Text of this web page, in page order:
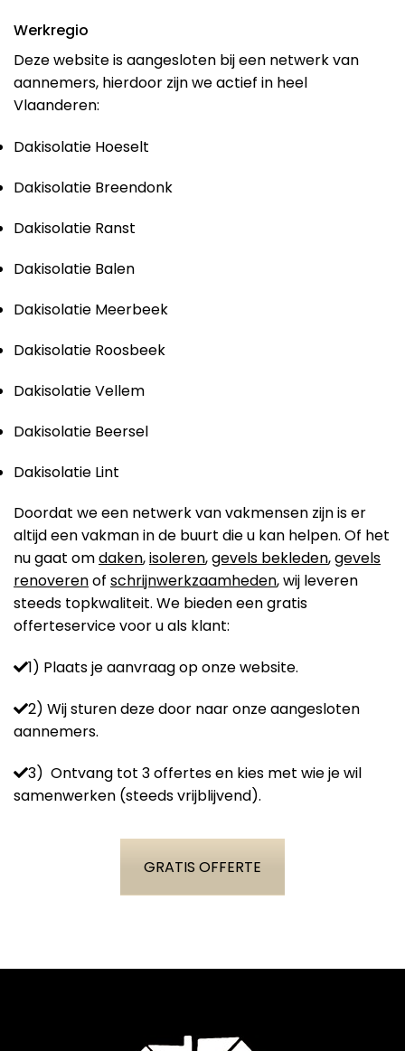
Werkregio
Deze website is aangesloten bij een netwerk van
aannemers, hierdoor zijn we actief in heel
Vlaanderen:
Dakisolatie Hoeselt
Dakisolatie Breendonk
Dakisolatie Ranst
Dakisolatie Balen
Dakisolatie Meerbeek
Dakisolatie Roosbeek
Dakisolatie Vellem
Dakisolatie Beersel
Dakisolatie Lint
Doordat we een netwerk van vakmensen zijn is er
altijd een vakman in de buurt die u kan helpen. Of het
nu gaat omdaken,isoleren,gevels bekleden,gevels
renoverenof schrijnwerkzaamheden, wij leveren
steeds topkwaliteit. We bieden een gratis
offerteservice voor u als klant:
1) Plaats je aanvraag op onze website.
2) Wij sturen deze door naar onze aangesloten
aannemers.
3) Ontvang tot 3 offertes en kies met wie je wil
samenwerken (steeds vrijblijvend).
GRATIS OFFERTE